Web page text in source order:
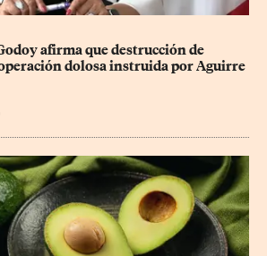
afirma que destrucción de
dolosa instruida por Aguirre